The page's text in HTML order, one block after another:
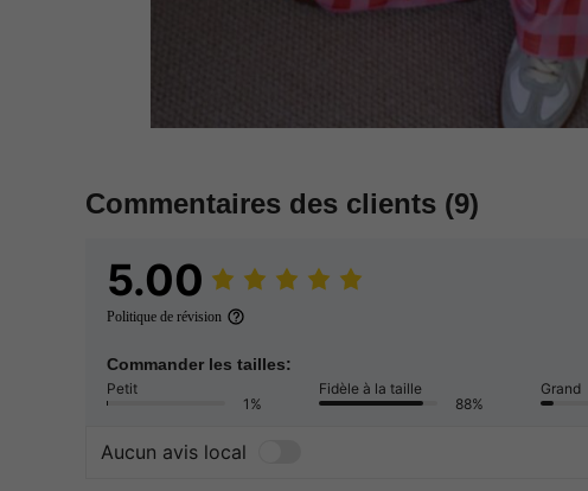
Commentaires des clients (9)
5.00
Politique de révision
Commander les tailles:
Petit
1%
Fidèle à la taille
88%
Grand
Aucun avis local